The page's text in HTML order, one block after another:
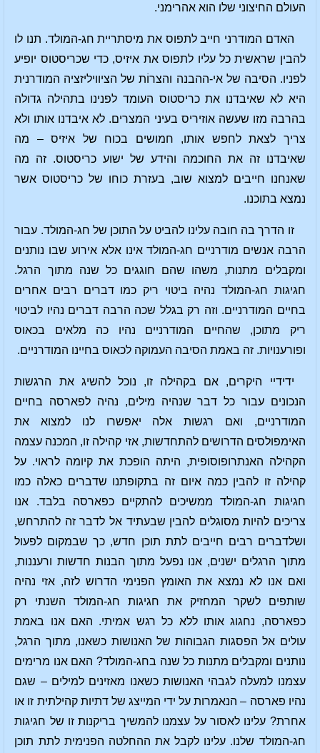
העולם החיצוני שלו הוא אהרימני.
האדם המודרני חייב לתפוס את מיסתריית חג-המולד. תנו לו
להבין שראשית כל עליו לתפוס את איזיס, כדי שכריסטוס יופיע
לפניו. הסיבה של אי-ההבנה והצרוֹת של הציוויליזציה המודרנית
היא לא שאיבדנו את כריסטוס העומד לפנינו בתהילה גדולה
בהרבה מזו שעשה אוזיריס בעיני המצרים. לא איבדנו אותו ולא
צריך לצאת לחפש אותו, חמושים בכוח של איזיס – מה
שאיבדנו זה את החוכמה והידע של ישוע כריסטוס. זה מה
שאנחנו חייבים למצוא שוב, בעזרת כוחו של כריסטוס אשר
נמצא בתוכנו.
זו הדרך בה חובה עלינו להביט על התוכן של חג-המולד. עבור
הרבה אנשים מודרניים חג-המולד אינו אלא אירוע שבו נותנים
ומקבלים מתנות, משהו שהם חוגגים כל שנה מתוך הרגל.
חגיגות חג-המולד נהיה ביטוי ריק כמו דברים רבים אחרים
בחיים המודרניים. וזה רק בגלל שכה הרבה דברים נהיו לביטוי
ריק מתוכן, שהחיים המודרניים נהיו כה מלאים בכאוס
ופורענויות. זה באמת הסיבה העמוקה לכאוס בחיינו המודרניים.
ידידיי היקרים, אם בקהילה זו, נוכל להשיג את הרגשות
הנכונים עבור כל דבר שנהיה מילים, נהיה לפארסה בחיים
המודרניים, ואם רגשות אלה יאפשרו לנו למצוא את
האימפולסים הדרושים להתחדשות, אזי קהילה זו, המכנה עצמה
הקהילה האנתרופוסופית, היתה הופכת את קיומה לראוי. על
קהילה זו להבין כמה איום זה בתקופתנו שדברים כאלה כמו
חגיגות חג-המולד ממשיכים להתקיים כפארסה בלבד. אנו
צריכים להיות מסוגלים להבין שבעתיד אל לדבר זה להתרחש,
ושלדברים רבים חייבים לתת תוכן חדש, כך שבמקום לפעול
מתוך הרגלים ישנים, אנו נפעל מתוך הבנות חדשות ורעננות,
ואם אנו לא נמצא את האומץ הפנימי הדרוש לזה, אזי נהיה
שותפים לשקר המחזיק את חגיגות חג-המולד השנתי רק
כפארסה, נחגוג אותו ללא כל רגש אמיתי. האם אנו באמת
עולים אל הפסגות הגבוהות של האנושות כשאנו, מתוך הרגל,
נותנים ומקבלים מתנות כל שנה בחג-המולד? האם אנו מרימים
עצמנו למעלה לגבהי האנושות כשאנו מאזינים למילים – שגם
נהיו פארסה – הנאמרות על ידי המייצג של דתיות קהילתית זו או
אחרת? עלינו לאסור על עצמנו להמשיך בריקנות זו של חגיגות
חג-המולד שלנו. עלינו לקבל את ההחלטה הפנימית לתת תוכן